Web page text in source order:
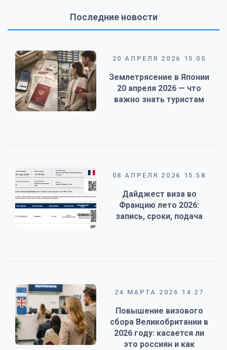
Последние новости
20 АПРЕЛЯ 2026 15:00
Землетрясение в Японии
20 апреля 2026 — что
важно знать туристам
08 АПРЕЛЯ 2026 15:58
Дайджест виза во
Францию лето 2026:
запись, сроки, подача
24 МАРТА 2026 14:27
Повышение визового
сбора Великобритании в
2026 году: касается ли
это россиян и как